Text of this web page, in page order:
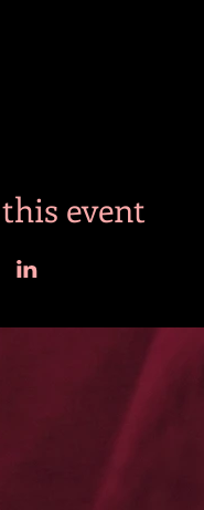
event